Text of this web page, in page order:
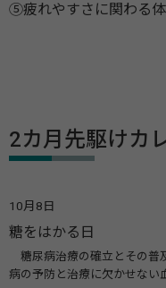
⑤疲れやすさに関わる
2カ月先駆けカ
10月8日
糖をはかる日
糖尿病治療の確立とその普
病の予防と治療に欠かせない